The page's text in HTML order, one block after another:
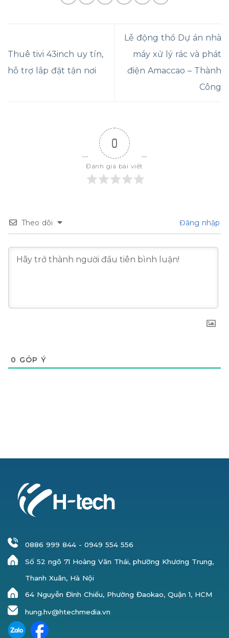
Thuê tivi 43inch uy tín,
hỗ trợ lắp đặt tận nơi
Lễ động thổ Dự án nhà
máy xử lý rác và phát
điện Amaccao – Thành
Công
0
Đánh giá bài viết
Theo dõi Đăng nhập
0 GÓP Ý
0886 999 844- 0949 554 556
Số 52 ngõ 71 Hoàng Văn Thái, phường Khương Trung,
Thanh Xuân, Hà Nội
64 Nguyễn Đình Chiểu, Phường Đaokao, Quận 1, HCM
hung.hv@htechmedia.vn